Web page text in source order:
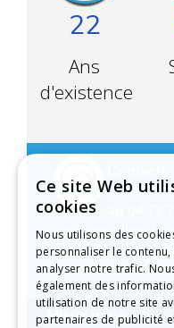
22
Ans
d'existence
Nos conseillers
du lundi au
appel local depuis
Mieux nous
Ce site Web
cookies
Nous utilisons des
personnaliser le
analyser notre trafic.
également des
utilisation de notre site
partenaires de publicité